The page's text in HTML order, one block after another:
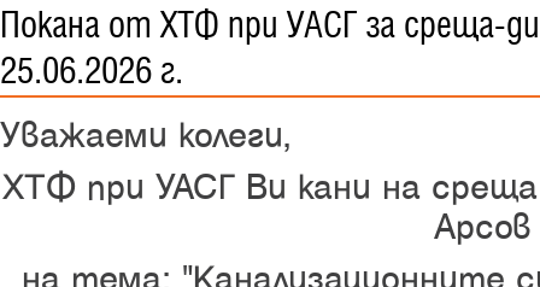
Покана от ХТФ при УАСГ за среща-
25.06.2026 г.
Уважаеми колеги,
ХТФ при УАСГ Ви кани на
Арсов